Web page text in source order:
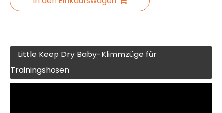
Little Keep Dry Baby-Klimmzüge für
Trainingshosen